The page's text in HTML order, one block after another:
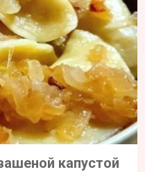
капустой